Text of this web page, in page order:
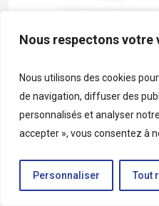
Nous respectons votre
Nous utilisons des cookies
de navigation, diffuser des
personnalisés et analyser
accepter », vous consentez à
Personnaliser Tout
Copyright © 2026 •